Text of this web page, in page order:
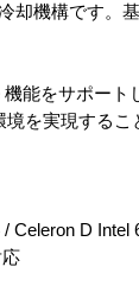
却機構です。
能をサポート
を実現するこ
Celeron D Intel